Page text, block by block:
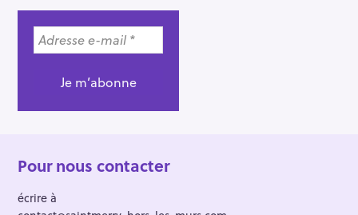
Pour nous contacter
écrire à